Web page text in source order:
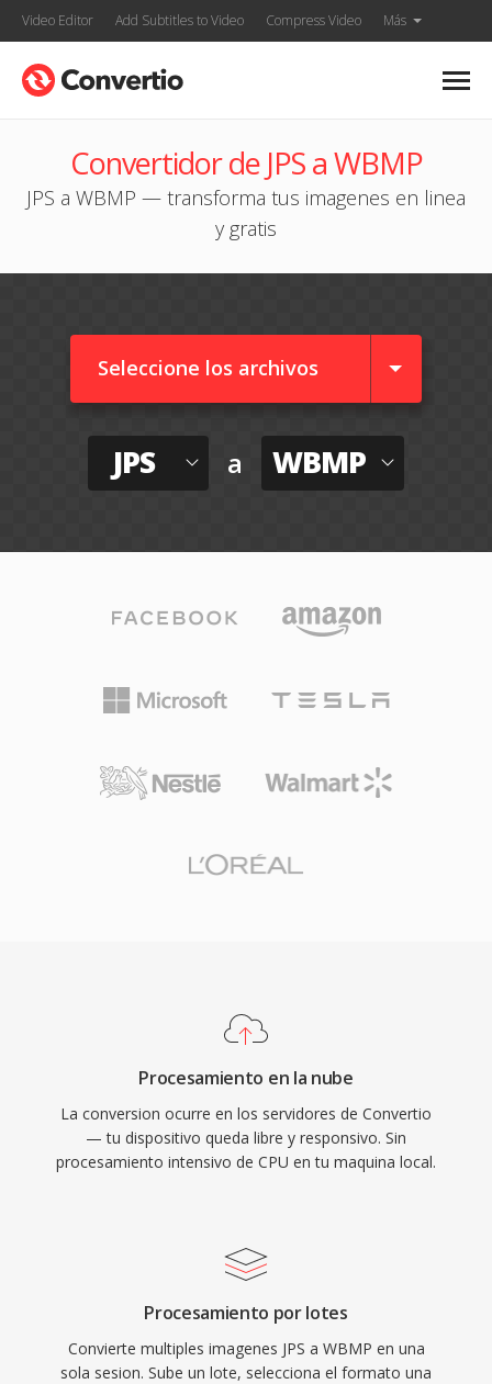
Video Editor Add Subtitles to Video Compress Video Más
Convertidor de JPS a WBMP
JPS a WBMP — transforma tus imagenes en linea
y gratis
Seleccione los archivos
JPS a WBMP
Procesamiento en la nube
La conversion ocurre en los servidores de Convertio
— tu dispositivo queda libre y responsivo. Sin
procesamiento intensivo de CPU en tu maquina local.
Procesamiento por lotes
Convierte multiples imagenes JPS a WBMP en una
sola sesion. Sube un lote, selecciona el formato una